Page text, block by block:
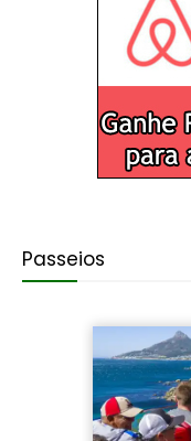
Passeios